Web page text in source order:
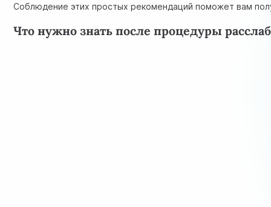
Соблюдение этих простых рекомендаций поможет вам
Что нужно знать после процедуры